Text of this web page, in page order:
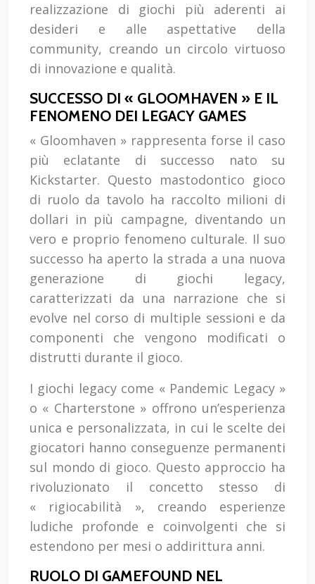
realizzazione di giochi più aderenti ai
desideri e alle aspettative della
community, creando un circolo virtuoso
di innovazione e qualità.
SUCCESSO DI « GLOOMHAVEN » E IL
FENOMENO DEI LEGACY GAMES
« Gloomhaven » rappresenta forse il caso
più eclatante di successo nato su
Kickstarter. Questo mastodontico gioco
di ruolo da tavolo ha raccolto milioni di
dollari in più campagne, diventando un
vero e proprio fenomeno culturale. Il suo
successo ha aperto la strada a una nuova
generazione di giochi legacy,
caratterizzati da una narrazione che si
evolve nel corso di multiple sessioni e da
componenti che vengono modificati o
distrutti durante il gioco.
I giochi legacy come « Pandemic Legacy »
o « Charterstone » offrono un’esperienza
unica e personalizzata, in cui le scelte dei
giocatori hanno conseguenze permanenti
sul mondo di gioco. Questo approccio ha
rivoluzionato il concetto stesso di
« rigiocabilità », creando esperienze
ludiche profonde e coinvolgenti che si
estendono per mesi o addirittura anni.
RUOLO DI GAMEFOUND NEL